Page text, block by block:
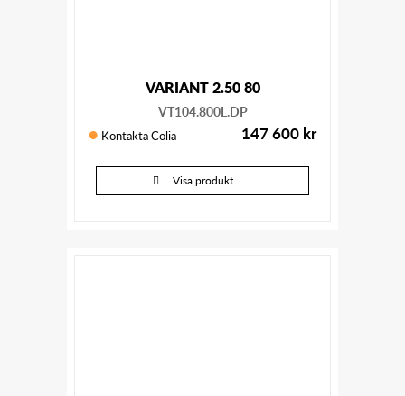
VARIANT 2.50 80
VT104.800L.DP
Kontakta Colia 147 600 kr
Visa produkt